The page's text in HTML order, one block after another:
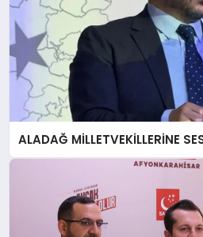
ALADAĞ MİLLETVEKİLLERİNE